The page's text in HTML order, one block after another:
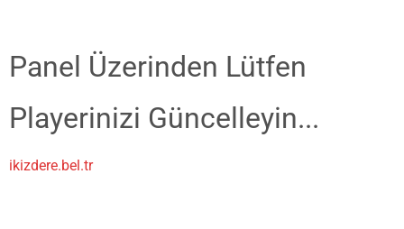
Panel Üzerinden Lütfen
Playerinizi Güncelleyin...
ikizdere.bel.tr